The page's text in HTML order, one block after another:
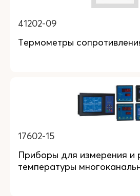
41202-09
Термометры
17602-15
Приборы для измерения и
температуры